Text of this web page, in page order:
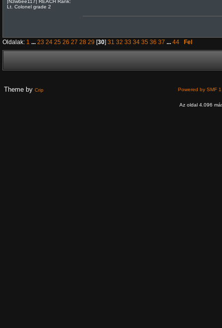
|N3wbee117| REACH Rank:
Lt. Colonel grade 2
Oldalak: 1 ... 23 24 25 26 27 28 29 [30] 31 32 33 34 35 36 37 ... 44 Fel
Theme by Crip Powered by SMF
Az oldal 4.096